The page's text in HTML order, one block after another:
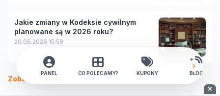
Jakie zmiany w Kodeksie cywilnym
planowane są w 2026 roku?
20.06.2026 15:59
Zobacz więcej
PANEL CO POLECAMY? KUPONY BLOG